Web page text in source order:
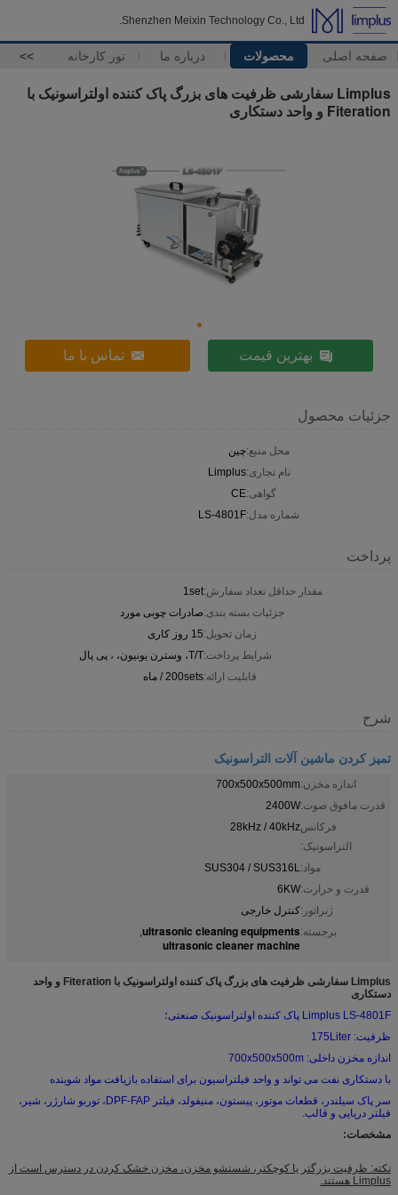
Shenzhen Meixin Technology Co., Ltd.
صفحه اصلی محصولات درباره ما تور کارخانه >>
Limplus سفارشی ظرفیت های بزرگ پاک کننده اولتراسونیک با
Fiteration و واحد دستکاری
بهترین قیمت تماس با ما
جزئیات محصول
محل منبع:چین
نام تجاری:Limplus
گواهی:CE
شماره مدل:LS-4801F
پرداخت
مقدار حداقل تعداد سفارش:1set
جزئیات بسته بندی:صادرات چوبی مورد
زمان تحویل:15 روز کاری
شرایط پرداخت:T/T، وسترن یونیون، ، پی پال
قابلیت ارائه:200sets / ماه
شرح
تمیز کردن ماشین آلات التراسونیک
اندازه مخزن:700x500x500mm
قدرت مافوق صوت:2400W
فرکانس
التراسونیک:
28kHz / 40kHz
مواد:SUS304 / SUS316L
قدرت و حرارت:6KW
ژنراتور:کنترل خارجی
برجسته:ultrasonic cleaning equipments
,
ultrasonic cleaner machine
Limplus سفارشی ظرفیت های بزرگ پاک کننده اولتراسونیک با Fiteration و واحد
دستکاری
Limplus LS-4801F پاک کننده اولتراسونیک صنعتی؛
ظرفیت: 175Liter
اندازه مخزن داخلی: 700x500x500m
با دستکاری نفت می تواند و واحد فیلتراسیون برای استفاده بازیافت مواد شوینده
سر پاک سیلندر، قطعات موتور، پیستون، منیفولد، فیلتر DPF-FAP، توربو شارژر، شیر،
فیلتر دریایی و قالب.
مشخصات:
نکته: ظرفیت بزرگتر یا کوچکتر، شستشو مخزن، مخزن خشک کردن در دسترس است از
Limplus هستند.